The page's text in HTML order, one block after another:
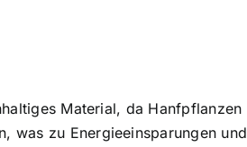
Material, da
was zu Energieeinsparungen